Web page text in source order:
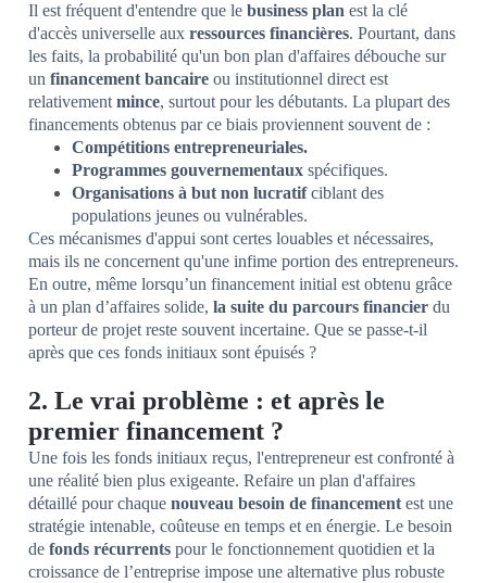
Il est fréquent d'entendre que le business plan est la clé
d'accès universelle aux ressources financières. Pourtant, dans
les faits, la probabilité qu'un bon plan d'affaires débouche sur
un financement bancaire ou institutionnel direct est
relativement mince, surtout pour les débutants. La plupart des
financements obtenus par ce biais proviennent souvent de :
Compétitions entrepreneuriales.
Programmes gouvernementaux spécifiques.
Organisations à but non lucratifciblant des
populations jeunes ou vulnérables.
Ces mécanismes d'appui sont certes louables et nécessaires,
mais ils ne concernent qu'une infime portion des entrepreneurs.
En outre, même lorsqu’un financement initial est obtenu grâce
à un plan d’affaires solide, la suite du parcours financier du
porteur de projet reste souvent incertaine. Que se passe-t-il
après que ces fonds initiaux sont épuisés ?
2. Le vrai problème : et après le
premier financement ?
Une fois les fonds initiaux reçus, l'entrepreneur est confronté à
une réalité bien plus exigeante. Refaire un plan d'affaires
détaillé pour chaque nouveau besoin de financement est une
stratégie intenable, coûteuse en temps et en énergie. Le besoin
de fonds récurrents pour le fonctionnement quotidien et la
croissance de l’entreprise impose une alternative plus robuste